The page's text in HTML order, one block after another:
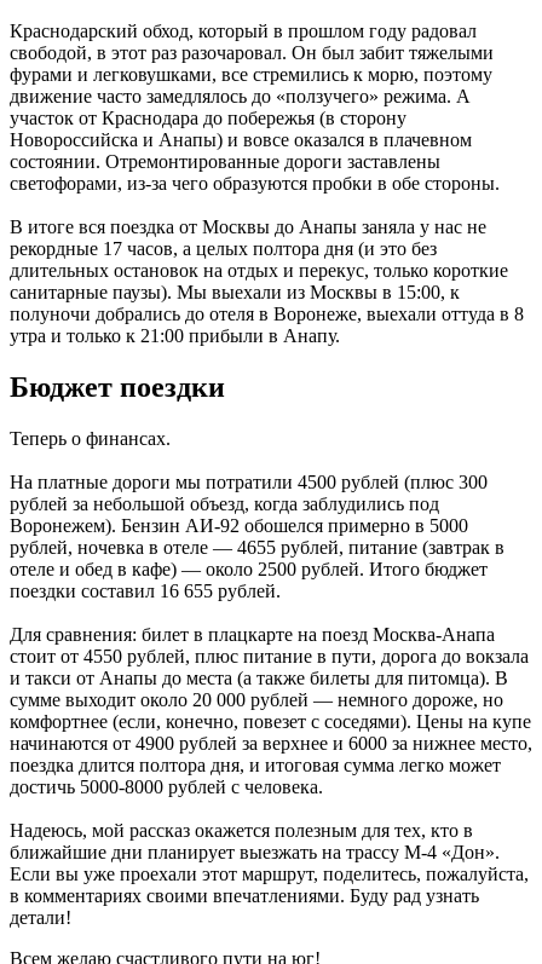
Краснодарский обход, который в прошлом году радовал
свободой, в этот раз разочаровал. Он был забит тяжелыми
фурами и легковушками, все стремились к морю, поэтому
движение часто замедлялось до «ползучего» режима. А
участок от Краснодара до побережья (в сторону
Новороссийска и Анапы) и вовсе оказался в плачевном
состоянии. Отремонтированные дороги заставлены
светофорами, из-за чего образуются пробки в обе стороны.
В итоге вся поездка от Москвы до Анапы заняла у нас не
рекордные 17 часов, а целых полтора дня (и это без
длительных остановок на отдых и перекус, только короткие
санитарные паузы). Мы выехали из Москвы в 15:00, к
полуночи добрались до отеля в Воронеже, выехали оттуда в 8
утра и только к 21:00 прибыли в Анапу.
Бюджет поездки
Теперь о финансах.
На платные дороги мы потратили 4500 рублей (плюс 300
рублей за небольшой объезд, когда заблудились под
Воронежем). Бензин АИ-92 обошелся примерно в 5000
рублей, ночевка в отеле — 4655 рублей, питание (завтрак в
отеле и обед в кафе) — около 2500 рублей. Итого бюджет
поездки составил 16 655 рублей.
Для сравнения: билет в плацкарте на поезд Москва-Анапа
стоит от 4550 рублей, плюс питание в пути, дорога до вокзала
и такси от Анапы до места (а также билеты для питомца). В
сумме выходит около 20 000 рублей — немного дороже, но
комфортнее (если, конечно, повезет с соседями). Цены на купе
начинаются от 4900 рублей за верхнее и 6000 за нижнее место,
поездка длится полтора дня, и итоговая сумма легко может
достичь 5000-8000 рублей с человека.
Надеюсь, мой рассказ окажется полезным для тех, кто в
ближайшие дни планирует выезжать на трассу М-4 «Дон».
Если вы уже проехали этот маршрут, поделитесь, пожалуйста,
в комментариях своими впечатлениями. Буду рад узнать
детали!
Всем желаю счастливого пути на юг!